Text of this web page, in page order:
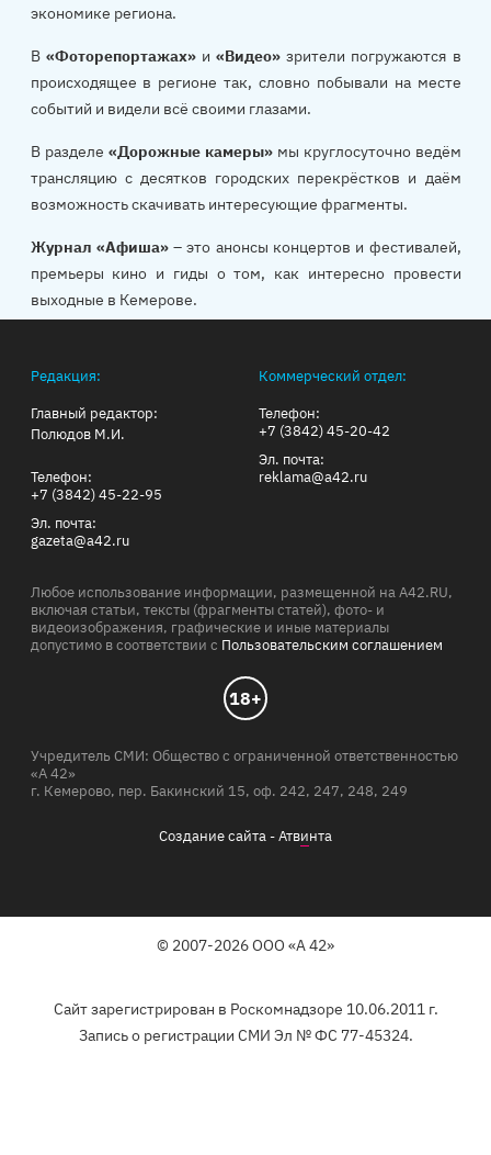
экономике региона.
В «Фоторепортажах»и«Видео» зрители погружаются в
происходящее в регионе так, словно побывали на месте
событий и видели всё своими глазами.
В разделе «Дорожные камеры»мы круглосуточно ведём
трансляцию с десятков городских перекрёстков и даём
возможность скачивать интересующие фрагменты.
Журнал «Афиша»– это анонсы концертов и фестивалей,
премьеры кино и гиды о том, как интересно провести
выходные в Кемерове.
Редакция:
Главный редактор:
Полюдов М.И.
Телефон:
+7 (3842) 45-22-95
Эл. почта:
gazeta@a42.ru
Коммерческий отдел:
Телефон:
+7 (3842) 45-20-42
Эл. почта:
reklama@a42.ru
Любое использование информации, размещенной на A42.RU,
включая статьи, тексты (фрагменты статей), фото- и
видеоизображения, графические и иные материалы
допустимо в соответствии с Пользовательским соглашением
18+
Учредитель СМИ: Общество с ограниченной ответственностью
«А 42»
г. Кемерово, пер. Бакинский 15, оф. 242, 247, 248, 249
Создание сайта -Атвинта
© 2007-2026 ООО «А 42»
Сайт зарегистрирован в Роскомнадзоре 10.06.2011 г.
Запись о регистрации СМИ Эл № ФС 77-45324.